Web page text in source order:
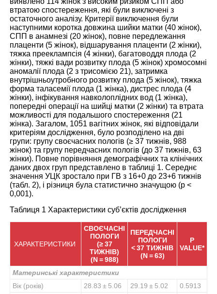
втратою спостереження, які були виключені з
остаточного аналізу. Критерії виключення були
наступними коротка довжина шийки матки (40 жінок),
СПП в анамнезі (20 жінок), повне передлежання
плаценти (5 жінок), відшарування плаценти (2 жінки),
тяжка прееклампсія (4 жінки), багатоводдя плода (2
жінки), тяжкі вади розвитку плода (5 жінок) хромосомні
аномалії плода (2 з трисомією 21), затримка
внутрішньоутробного розвитку плода (5 жінок), тяжка
форма таласемії плода (1 жінка), дистрес плода (4
жінки), інфікування навколоплідних вод (1 жінка),
попередні операції на шийці матки (2 жінки) та втрата
можливості для подальшого спостереження (21
жінка). Загалом, 1051 вагітних жінок, які відповідали
критеріям дослідження, було розподілено на дві
групи: групу своєчасних пологів (≥ 37 тижнів, 988
жінок) та групу передчасних пологів (до 37 тижнів, 63
жінки). Повне порівняння демографічних та клінічних
даних двох груп представлено в таблиці 1. Середнє
значення УЦК зростало при ГВ з 16+0 до 23+6 тижнів
(табл. 2), і різниця була статистично значущою (p <
0,001).
Таблиця 1 Характеристики суб’єктів дослідження
ХАРАКТЕРИСТИКИ
СВОЄЧАСНІ
ПОЛОГИ
(≥ 37
ТИЖНІВ)
(N = 988)
ПЕРЕДЧАСНІ
ПОЛОГИ
< 37 ТИЖНІВ
(N = 63)
P
VALUE*
Материнські характеристики
Вік (років)
28.83 ± 5.06 29.19 ± 5.02
0.5913